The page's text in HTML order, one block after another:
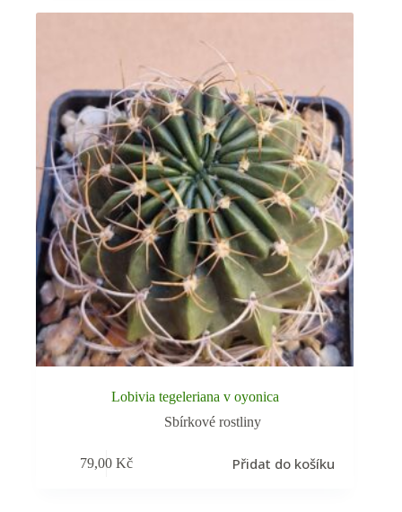
Lobivia tegeleriana v oyonica
Sbírkové rostliny
79,00Kč Přidat do košíku